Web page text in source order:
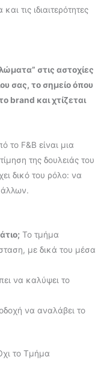
τις ιδιαιτερότητες
στις αστοχίες
σας, το σημείο όπου
brand και χτίζεται
το F&B είναι μια
της δουλειάς του
δικό του ρόλο: να
άλλων.
Το τμήμα
με δικά του μέσα
να καλύψει το
να αναλάβει το
το Τμήμα